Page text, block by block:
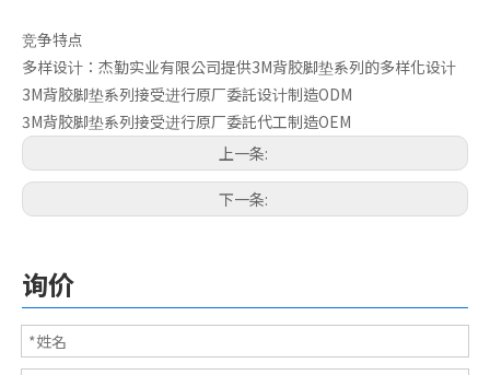
竞争特点
多样设计：杰勤实业有限公司提供3M背胶脚垫系列的多样化设计
3M背胶脚垫系列接受进行原厂委託设计制造ODM
3M背胶脚垫系列接受进行原厂委託代工制造OEM
上一条:
下一条:
询价